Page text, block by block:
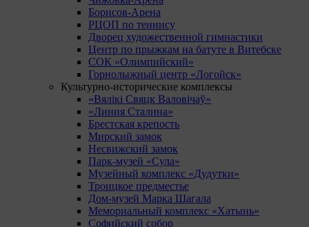
Борисов-Арена
РЦОП по теннису
Дворец художественной гимнастики
Центр по прыжкам на батуте в Витебске
СОК «Олимпийский»
Горнолыжный центр «Логойск»
Культурно-исторические комплексы
«Вялікі Свяцк Валовічаў»
«Линия Сталина»
Брестская крепость
Мирский замок
Несвижский замок
Парк-музей «Сула»
Музейный комплекс «Дудутки»
Троицкое предместье
Дом-музей Марка Шагала
Мемориальный комплекс «Хатынь»
Софийский собор